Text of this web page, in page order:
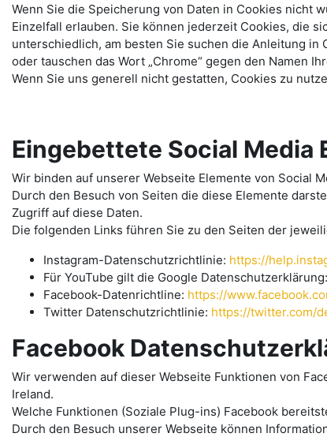
Wenn Sie die Speicherung von Daten in Cookies nicht
Einzelfall erlauben. Sie können jederzeit Cookies, die
unterschiedlich, am besten Sie suchen die Anleitung in
oder tauschen das Wort „Chrome“ gegen den Namen
Wenn Sie uns generell nicht gestatten, Cookies zu
Eingebettete Social
Wir binden auf unserer Webseite Elemente von Social
Durch den Besuch von Seiten die diese Elemente
Zugriff auf diese Daten.
Die folgenden Links führen Sie zu den Seiten der
Instagram-Datenschutzrichtlinie: https://
Für YouTube gilt die Google Datenschutzerklärung:
Facebook-Datenrichtline: https://
Twitter Datenschutzrichtlinie: https://twitter.com/
Facebook
Wir verwenden auf dieser Webseite Funktionen von
Ireland.
Welche Funktionen (Soziale Plug-ins) Facebook
Durch den Besuch unserer Webseite können